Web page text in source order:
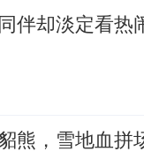
伴却淡定看热
熊，雪地血拼